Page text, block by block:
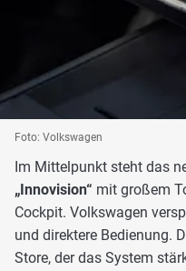
Foto: Volkswagen
Im Mittelpunkt steht das
„Innovision“ mit großem
Cockpit. Volkswagen
und direktere Bedienung.
Store, der das System